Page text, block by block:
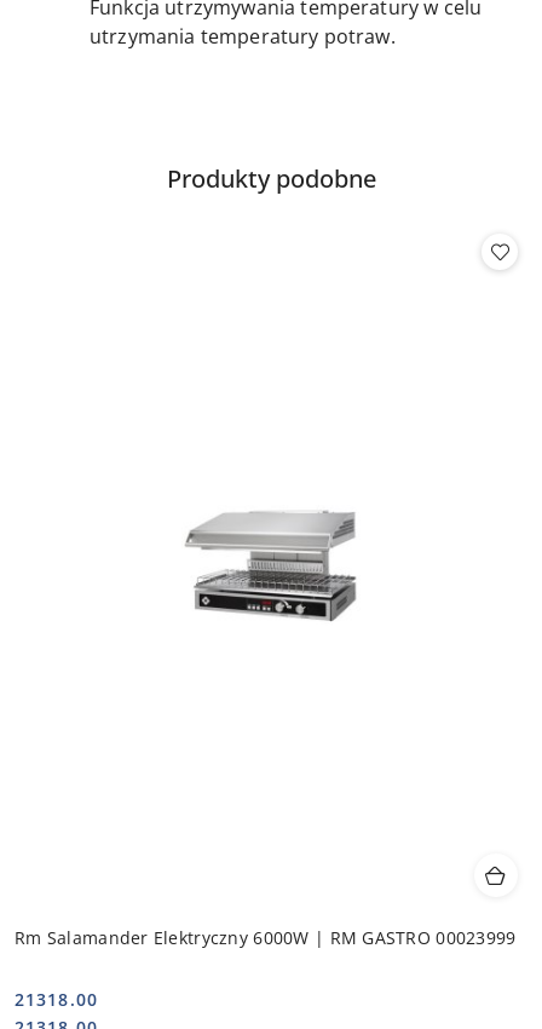
Funkcja utrzymywania temperatury w celu
utrzymania temperatury potraw.
Pomiń karuzelę produktów
Produkty
Produkty podobne
Rm Salamander Elektryczny 6000W | RM GASTRO 00023999
21318.00